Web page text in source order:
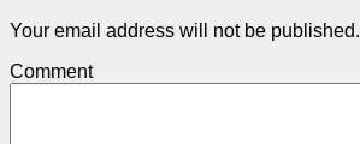
Your email address will not be published.
Comment